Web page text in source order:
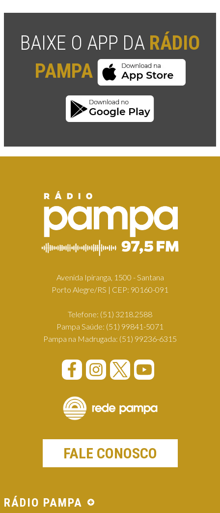
BAIXE O APP DA RÁDIO
PAMPA
Avenida Ipiranga, 1500 - Santana
Porto Alegre/RS | CEP: 90160-091
Telefone: (51) 3218.2588
Pampa Saúde: (51) 99841-5071
Pampa na Madrugada: (51) 99236-6315
FALE CONOSCO
RÁDIO PAMPA